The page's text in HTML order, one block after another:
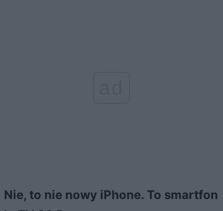
Nie, to nie nowy iPhone. To smartfon